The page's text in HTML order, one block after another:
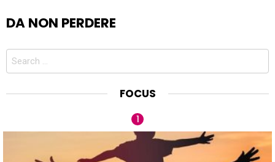
DA NON PERDERE
Search
FOCUS